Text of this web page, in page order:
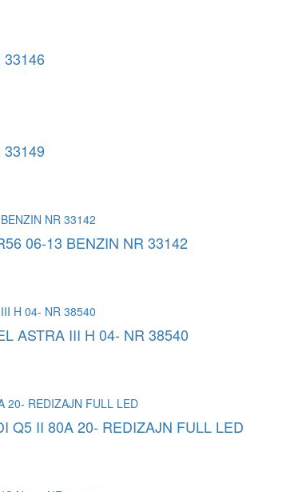
33146
06-13 BENZIN NR 33142
ASTRA III H 04- NR 38540
Q5 II 80A 20- REDIZAJN FULL LED